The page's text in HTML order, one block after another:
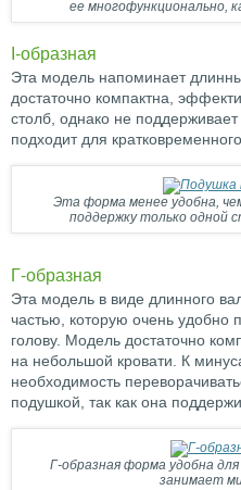
ее многофункционально,
І-образная
Эта модель напоминает
достаточно компактна,
столб, однако не
подходит для
Эта форма менее удобна,
поддержку только одной
Г-образная
Эта модель в виде длинного
частью, которую очень удобно
голову. Модель достаточно
на небольшой кровати. К
необходимость
подушкой, так как она
Г-образная форма удобна
занимает